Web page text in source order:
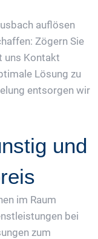
auflösen
Zögern Sie
uns Kontakt
Lösung zu
entsorgen wir
und
im Raum
bei
zum